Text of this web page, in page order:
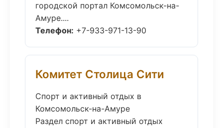
городской портал Комсомольск-на-
Амуре....
Телефон: +7-933-971-13-90
Комитет Столица Сити
Спорт и активный отдых в
Комсомольск-на-Амуре
Раздел спорт и активный отдых